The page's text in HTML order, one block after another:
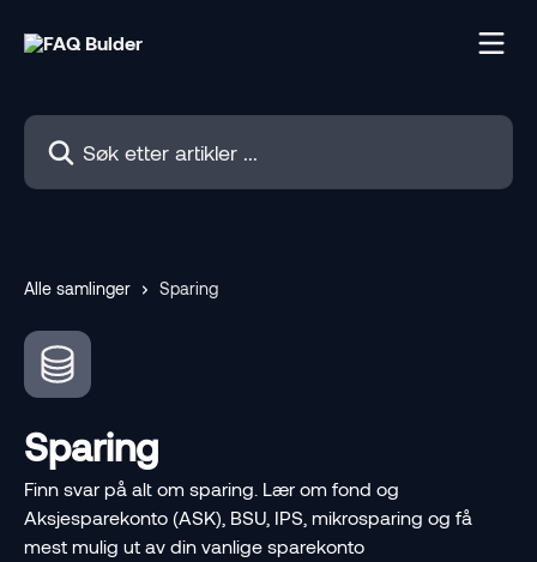
Søk etter artikler ...
Alle samlinger Sparing
Sparing
Finn svar på alt om sparing. Lær om fond og
Aksjesparekonto (ASK), BSU, IPS, mikrosparing og få
mest mulig ut av din vanlige sparekonto